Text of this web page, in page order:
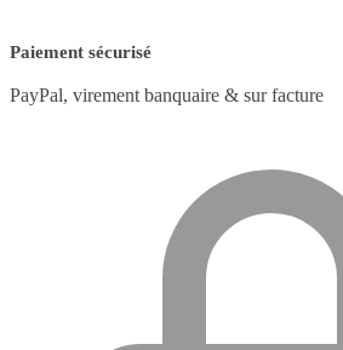
Paiement sécurisé
PayPal, virement banquaire & sur facture